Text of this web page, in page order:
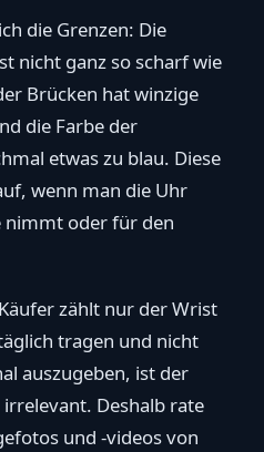
die Grenzen: Die
nicht ganz so scharf wie
Brücken hat winzige
die Farbe der
etwas zu blau. Diese
wenn man die Uhr
nimmt oder für den
zählt nur der Wrist
tragen und nicht
auszugeben, ist der
Deshalb rate
und -videos von